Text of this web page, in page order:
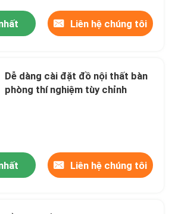
thí nghiệm
thí nghiệm
thí nghiệm
Liên hệ chúng tôi
Dễ dàng cài đặt đồ nội thất bàn
phòng thí nghiệm tùy chỉnh
Liên hệ chúng tôi